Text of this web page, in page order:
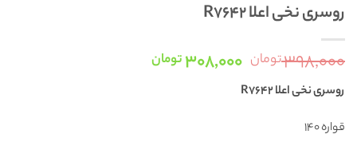
روسری نخی اعلا R7642
۳۹۸,۰۰۰تومان قیمت
اصلی:
۳۰۸,۰۰۰تومانقیمت
روسری نخی اعلا R7642
قواره 140